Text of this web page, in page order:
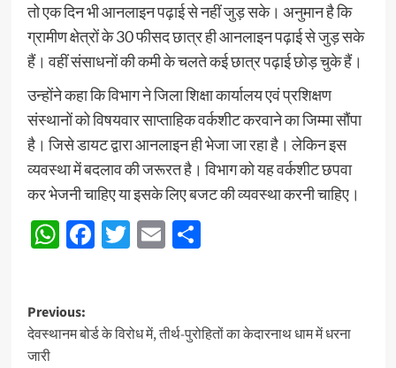
तो एक दिन भी आनलाइन पढ़ाई से नहीं जुड़ सके। अनुमान है कि
ग्रामीण क्षेत्रों के 30 फीसद छात्र ही आनलाइन पढ़ाई से जुड़ सके
हैं। वहीं संसाधनों की कमी के चलते कई छात्र पढ़ाई छोड़ चुके हैं।
उन्होंने कहा कि विभाग ने जिला शिक्षा कार्यालय एवं प्रशिक्षण
संस्थानों को विषयवार साप्ताहिक वर्कशीट करवाने का जिम्मा सौंपा
है। जिसे डायट द्वारा आनलाइन ही भेजा जा रहा है। लेकिन इस
व्यवस्था में बदलाव की जरूरत है। विभाग को यह वर्कशीट छपवा
कर भेजनी चाहिए या इसके लिए बजट की व्यवस्था करनी चाहिए।
WhatsApp
Facebook
Twitter
EmailShare
Post
navigation
Previous:
देवस्थानम बोर्ड के विरोध में, तीर्थ-पुरोहितों का केदारनाथ धाम में धरना
जारी